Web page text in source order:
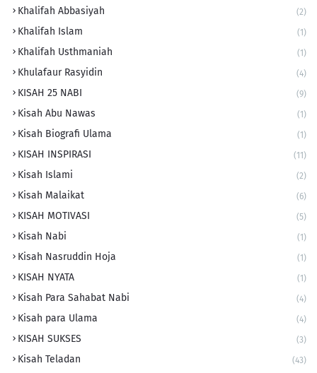
Khalifah Abbasiyah (2)
Khalifah Islam (1)
Khalifah Usthmaniah (1)
Khulafaur Rasyidin (4)
KISAH 25 NABI (9)
Kisah Abu Nawas (1)
Kisah Biografi Ulama (1)
KISAH INSPIRASI (11)
Kisah Islami (2)
Kisah Malaikat (6)
KISAH MOTIVASI (5)
Kisah Nabi (1)
Kisah Nasruddin Hoja (1)
KISAH NYATA (1)
Kisah Para Sahabat Nabi (4)
Kisah para Ulama (4)
KISAH SUKSES (3)
Kisah Teladan (43)